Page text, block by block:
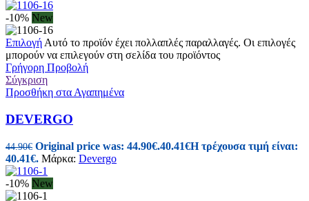
-10% New
Επιλογή Αυτό το προϊόν έχει πολλαπλές παραλλαγές. Οι επιλογές
μπορούν να επιλεγούν στη σελίδα του προϊόντος
Γρήγορη Προβολή
Σύγκριση
Προσθήκη στα Αγαπημένα
DEVERGO
44.90€ Original price was: 44.90€.40.41€Η τρέχουσα τιμή είναι:
40.41€. Μάρκα: Devergo
-10% New